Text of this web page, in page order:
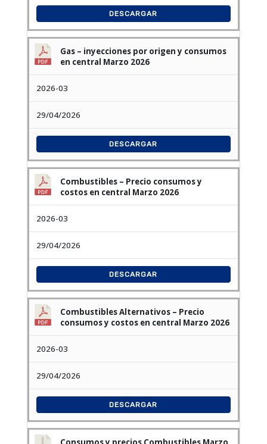
DESCARGAR
Gas – inyecciones por origen y consumos
en central Marzo 2026
2026-03
29/04/2026
DESCARGAR
Combustibles – Precio consumos y
costos en central Marzo 2026
2026-03
29/04/2026
DESCARGAR
Combustibles Alternativos – Precio
consumos y costos en central Marzo 2026
2026-03
29/04/2026
DESCARGAR